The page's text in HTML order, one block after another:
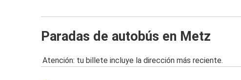
Paradas de autobús en Metz
Atención: tu billete incluye la dirección más reciente.